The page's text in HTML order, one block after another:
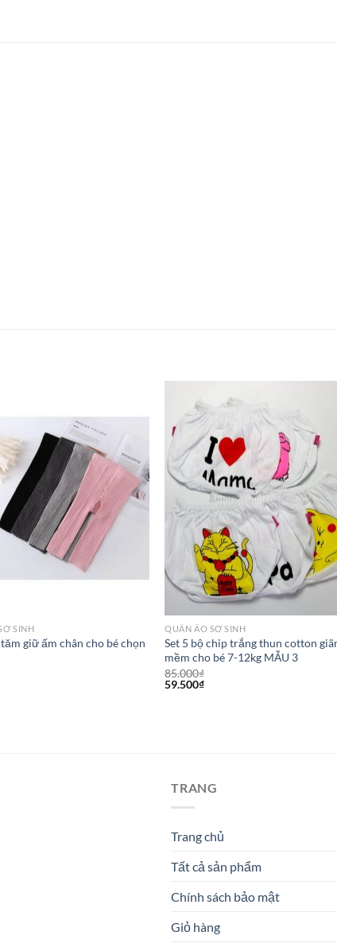
SINH
giữ ấm chân cho bé chọn
QUẦN ÁO SƠ SINH
Set 5 bộ chip trắng thun cotton
mềm cho bé 7-12kg MẪU 3
85.000₫
59.500₫
TRANG
Trang chủ
Tất cả sản phẩm
Chính sách bảo mật
Giỏ hàng